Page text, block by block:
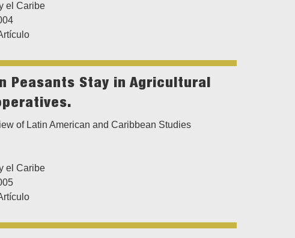
el Caribe
Peasants Stay in Agricultural
of Latin American and Caribbean Studies
el Caribe